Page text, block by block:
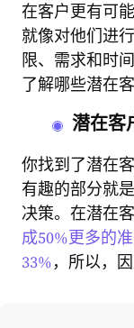
在客户更有可
就像对他们进
限、需求和时
了解哪些潜在
潜在客
你找到了潜在
有趣的部分就
决策。在潜在
成50%更多的
33%，所以，